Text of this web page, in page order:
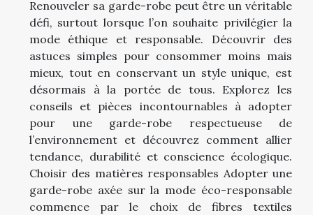
Renouveler sa garde-robe peut être un véritable
défi, surtout lorsque l’on souhaite privilégier la
mode éthique et responsable. Découvrir des
astuces simples pour consommer moins mais
mieux, tout en conservant un style unique, est
désormais à la portée de tous. Explorez les
conseils et pièces incontournables à adopter
pour une garde-robe respectueuse de
l’environnement et découvrez comment allier
tendance, durabilité et conscience écologique.
Choisir des matières responsables Adopter une
garde-robe axée sur la mode éco-responsable
commence par le choix de fibres textiles